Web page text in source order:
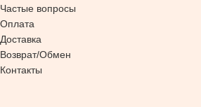
Частые вопросы
Оплата
Доставка
Возврат/Обмен
Контакты